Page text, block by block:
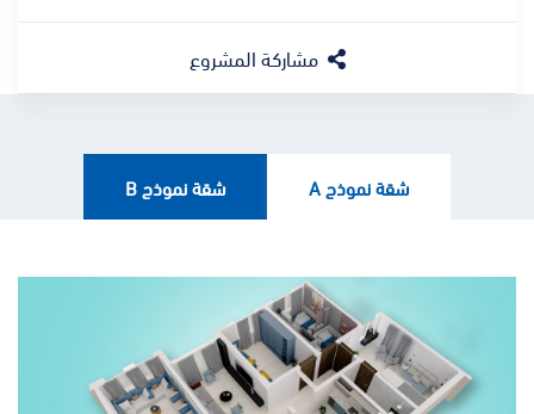
مشاركة المشروع
شقة نموذج A شقة نموذج B